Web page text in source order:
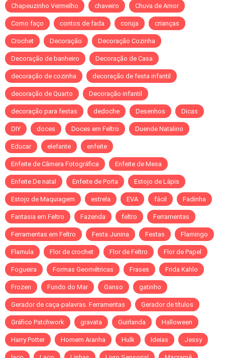
Chapeuzinho Vermelho chaveiro Chuva de Amor
Como faço contos de fada coruja crianças
Crochet Decoração Decoração Cozinha
Decoração de banheiro Decoração de Casa
decoração de cozinha decoração de festa infantil
decoração de Quarto Decoração infantil
decoração para festas dedoche Desenhos Dicas
DIY doces Doces em Feltro Duende Natalino
Educar elefante enfeite
Enfeite de Câmera Fotográfica Enfeite de Mesa
Enfeite De natal Enfeite de Porta Estojo de Lápis
Estojo de Maquiagem estrela EVA fácil Fadinha
Fantasia em Feltro Fazenda feltro Ferramentas
Ferramentas em Feltro Festa Junina Festas Flamingo
Flamula Flor de crochet Flor de Feltro Flor de Papel
Fogueira Formas Geométricas Frases Frida Kahlo
Frozen Fundo do Mar Ganso gatinho
Gerador de caça-palavras. Ferramentas Gerador de títulos
Gráfico Patchwork gravata Guirlanda Halloween
Harry Potter Homem Aranha Hulk Ideias Jessy